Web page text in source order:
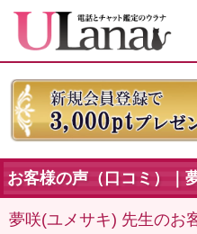
お客様の声（口コミ）｜
夢咲(ユメサキ) 先生のお